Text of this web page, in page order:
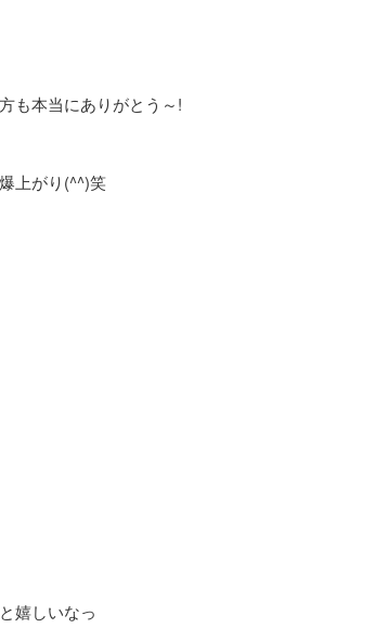
も本当にありがとう～!
上がり(^^)笑
嬉しいなっ